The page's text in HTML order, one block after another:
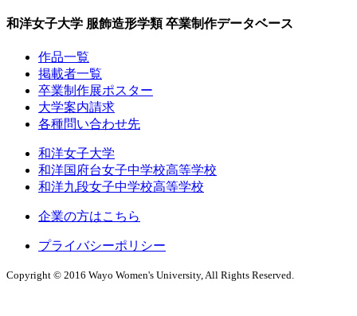
和洋女子大学 服飾造形学類 卒業制作データベース
作品一覧
掲載者一覧
卒業制作展ポスター
大学案内請求
各種問い合わせ先
和洋女子大学
和洋国府台女子中学校高等学校
和洋九段女子中学校高等学校
企業の方はこちら
プライバシーポリシー
Copyright © 2016 Wayo Women's University, All Rights Reserved.